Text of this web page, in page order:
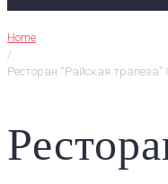
Home
/
Ресторан “Райская